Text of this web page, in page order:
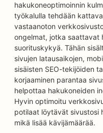
hakukoneoptimoinnin
työkalulla tehdään
vastaanoton
ongelmat, jotka saattavat
suorituskykyä. Tähän
sivujen latausaikojen,
sisäisten SEO-tekijöiden
korjaaminen parantaa
helpottaa hakukoneiden
Hyvin optimoitu
potilaat löytävät sivustosi
mikä lisää kävijämäärää.